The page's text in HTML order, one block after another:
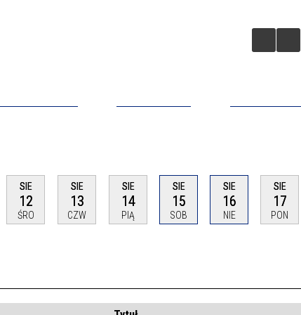
SIE
12
ŚRO
SIE
13
CZW
SIE
14
PIĄ
SIE
15
SOB
SIE
16
NIE
SIE
17
PON